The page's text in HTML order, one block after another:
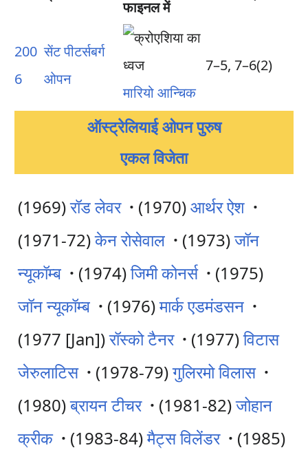
फाइनल में
200
6
सेंट पीटर्सबर्ग
ओपन
मारियो आन्चिक
7–5, 7–6(2)
ऑस्ट्रेलियाई ओपन पुरुष
एकल विजेता
(1969)रॉड लेवर · (1970)आर्थर ऐश ·
(1971-72)केन रोसेवाल · (1973)जॉन
न्यूकॉम्ब · (1974)जिमी कोनर्स · (1975)
जॉन न्यूकॉम्ब · (1976)मार्क एडमंडसन ·
(1977 [Jan])रॉस्को टैनर · (1977)विटास
जेरुलाटिस · (1978-79)गुलिरमो विलास ·
(1980)ब्रायन टीचर · (1981-82)जोहान
क्रीक · (1983-84)मैट्स विलेंडर · (1985)